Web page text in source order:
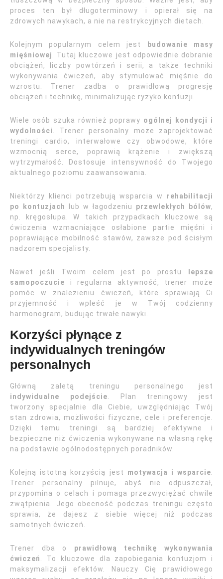
proces ten był długoterminowy i opierał się na
zdrowych nawykach, a nie na restrykcyjnych dietach.
Kolejnym popularnym celem jest
budowanie masy
mięśniowej
. Tutaj kluczowe jest odpowiednie dobranie
obciążeń, liczby powtórzeń i serii, a także techniki
wykonywania ćwiczeń, aby stymulować mięśnie do
wzrostu. Trener zadba o prawidłową progresję
obciążeń i technikę, minimalizując ryzyko kontuzji.
Wiele osób szuka również poprawy ogólnej kondycji i
wydolności
. Trener personalny może zaprojektować
treningi cardio, interwałowe czy obwodowe, które
wzmocnią serce, poprawią krążenie i zwiększą
wytrzymałość. Dostosuje intensywność do Twojego
aktualnego poziomu zaawansowania.
Niektórzy klienci potrzebują wsparcia w rehabilitacji
po kontuzjach
lub w łagodzeniu przewlekłych bólów,
np. kręgosłupa. W takich przypadkach kluczowe są
ćwiczenia wzmacniające osłabione partie mięśni i
poprawiające mobilność stawów, zawsze pod ścisłym
nadzorem specjalisty.
Nawet jeśli Twoim celem jest po prostu
lepsze
samopoczucie i regularna aktywność, trener może
pomóc w znalezieniu ćwiczeń, które sprawiają Ci
przyjemność i wpleść je w Twój codzienny
harmonogram, budując trwałe nawyki.
Korzyści płynące z
indywidualnych treningów
personalnych
Główną zaletą treningu personalnego jest
indywidualne podejście . Plan treningowy jest
tworzony specjalnie dla Ciebie, uwzględniając Twój
stan zdrowia, możliwości fizyczne, cele i preferencje.
Dzięki temu treningi są bardziej efektywne i
bezpieczne niż ćwiczenia wykonywane na własną rękę
na podstawie ogólnodostępnych poradników.
Kolejną istotną korzyścią jest motywacja i wsparcie
Trener personalny pilnuje, abyś nie odpuszczał,
przypomina o celach i pomaga przezwyciężać chwile
zwątpienia. Jego obecność podczas treningu często
sprawia, że dajesz z siebie więcej niż podczas
samotnych ćwiczeń.
Trener dba o prawidłową technikę wykonywania
ćwiczeń
. To kluczowe dla zapobiegania kontuzjom i
maksymalizacji efektów. Nauczy Cię prawidłowego